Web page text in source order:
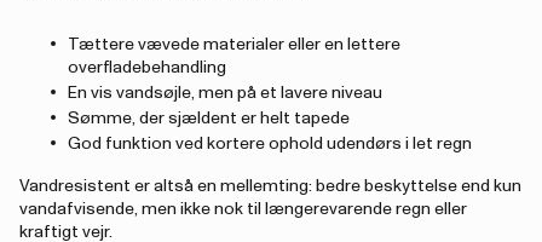
Tættere vævede materialer eller en lettere
overfladebehandling
En vis vandsøjle, men på et lavere niveau
Sømme, der sjældent er helt tapede
God funktion ved kortere ophold udendørs i let regn
Vandresistent er altså en mellemting: bedre beskyttelse end kun
vandafvisende, men ikke nok til længerevarende regn eller
kraftigt vejr.